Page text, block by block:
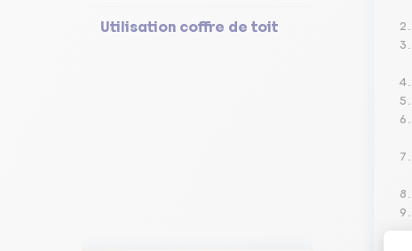
Utilisation coffre de toit